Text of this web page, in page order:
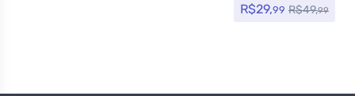
R$29,99 R$49,99